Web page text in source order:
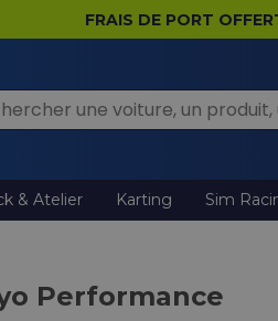
FRAIS DE PORT
& Atelier Karting Sim
Performance